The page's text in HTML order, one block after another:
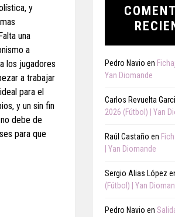
y
una
a
los jugadores
a trabajar
para el
y un sin fin
debe de
para que
Pedro Navio en
Yan Diomande
Carlos Revuelta
2026 (Fútbol) | Yan
Raúl Castaño en
| Yan Diomande
Sergio Alias López
(Fútbol) | Yan
Pedro Navio en